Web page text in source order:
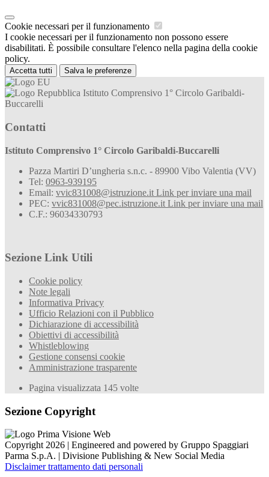
Cookie necessari per il funzionamento
I cookie necessari per il funzionamento non possono essere
disabilitati. È possibile consultare l'elenco nella pagina della cookie
policy.
Accetta tutti Salva le preferenze
Istituto Comprensivo 1° Circolo Garibaldi-
Buccarelli
Contatti
Istituto Comprensivo 1° Circolo Garibaldi-Buccarelli
Pazza Martiri D’ungheria s.n.c. - 89900 Vibo Valentia (VV)
Tel: 0963-939195
Email: vvic831008@istruzione.it Link per inviare una mail
PEC: vvic831008@pec.istruzione.it Link per inviare una mail
C.F.: 96034330793
Sezione Link Utili
Cookie policy
Note legali
Informativa Privacy
Ufficio Relazioni con il Pubblico
Dichiarazione di accessibilità
Obiettivi di accessibilità
Whistleblowing
Gestione consensi cookie
Amministrazione trasparente
Pagina visualizzata 145 volte
Sezione Copyright
Copyright 2026 | Engineered and powered by Gruppo Spaggiari
Parma S.p.A. | Divisione Publishing & New Social Media
Disclaimer trattamento dati personali